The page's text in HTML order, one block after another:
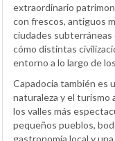
extraordinario
con frescos, antiguos
ciudades subterráneas
cómo distintas
entorno a lo largo de
Capadocia también es
naturaleza y el turismo
los valles más
pequeños pueblos,
gastronomía local y